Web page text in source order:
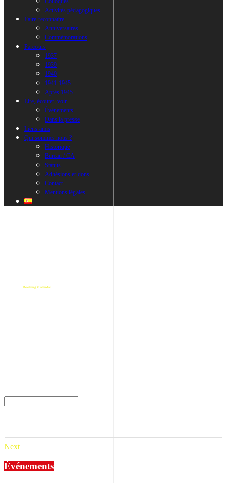
Activités pédagogiques
Faire reconnaître
Anniversaires
Commémorations
Parcours
1937
1939
1940
1941-1945
Après 1945
Lire, écouter, voir
Évènements
Dans la presse
Liens amis
Qui sommes nous ?
Historique
Bureau / CA
Statuts
Adhésions et dons
Contact
Mentions légales
Booking Calendar
Next
Événements